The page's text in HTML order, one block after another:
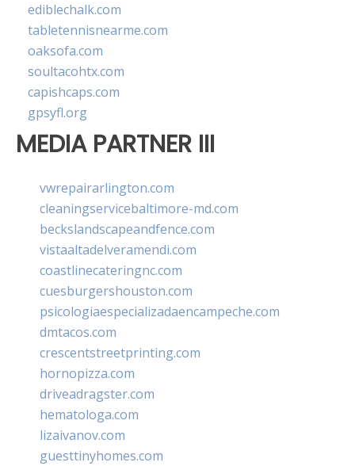
ediblechalk.com
tabletennisnearme.com
oaksofa.com
soultacohtx.com
capishcaps.com
gpsyfl.org
MEDIA PARTNER III
vwrepairarlington.com
cleaningservicebaltimore-md.com
beckslandscapeandfence.com
vistaaltadelveramendi.com
coastlinecateringnc.com
cuesburgershouston.com
psicologiaespecializadaencampeche.com
dmtacos.com
crescentstreetprinting.com
hornopizza.com
driveadragster.com
hematologa.com
lizaivanov.com
guesttinyhomes.com